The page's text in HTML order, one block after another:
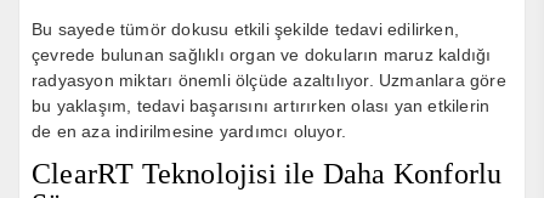
Bu sayede tümör dokusu etkili şekilde tedavi edilirken,
çevrede bulunan sağlıklı organ ve dokuların maruz kaldığı
radyasyon miktarı önemli ölçüde azaltılıyor. Uzmanlara göre
bu yaklaşım, tedavi başarısını artırırken olası yan etkilerin
de en aza indirilmesine yardımcı oluyor.
ClearRT Teknolojisi ile Daha Konforlu